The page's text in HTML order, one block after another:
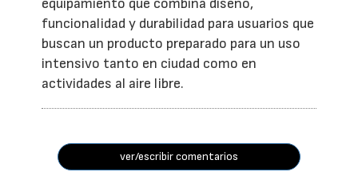
equipamiento que combina diseño,
funcionalidad y durabilidad para usuarios que
buscan un producto preparado para un uso
intensivo tanto en ciudad como en
actividades al aire libre.
ver/escribir comentarios